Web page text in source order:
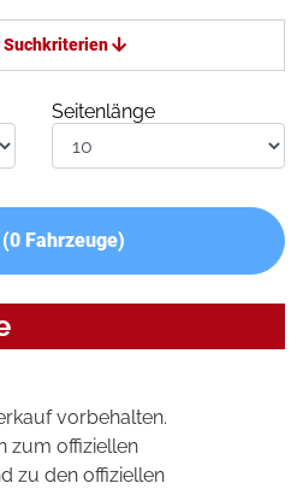
Seitenlänge
0Fahrzeuge)
vorbehalten.
zum offiziellen
zu den offiziellen